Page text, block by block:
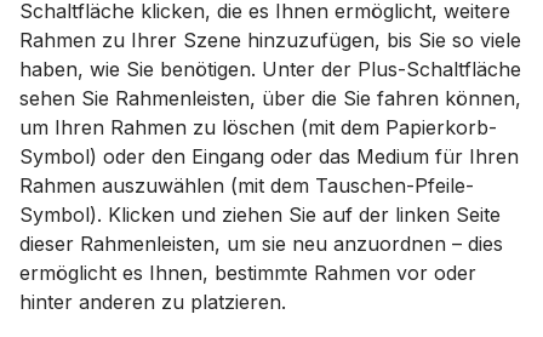
Schaltfläche klicken, die es Ihnen ermöglicht, weitere
Rahmen zu Ihrer Szene hinzuzufügen, bis Sie so viele
haben, wie Sie benötigen. Unter der Plus-Schaltfläche
sehen Sie Rahmenleisten, über die Sie fahren können,
um Ihren Rahmen zu löschen (mit dem Papierkorb-
Symbol) oder den Eingang oder das Medium für Ihren
Rahmen auszuwählen (mit dem Tauschen-Pfeile-
Symbol). Klicken und ziehen Sie auf der linken Seite
dieser Rahmenleisten, um sie neu anzuordnen – dies
ermöglicht es Ihnen, bestimmte Rahmen vor oder
hinter anderen zu platzieren.